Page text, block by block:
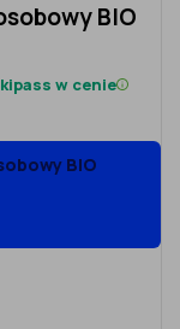
BIO
w cenie
BIO